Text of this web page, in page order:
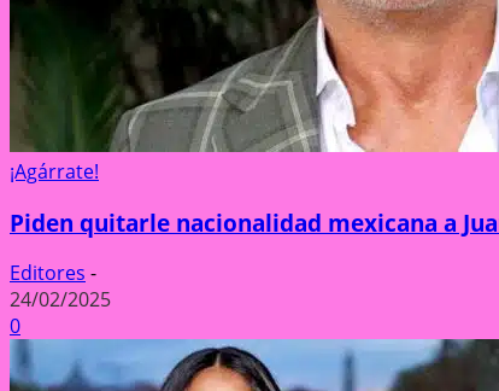
¡Agárrate!
Piden quitarle nacionalidad mexicana a
Editores -
24/02/2025
0